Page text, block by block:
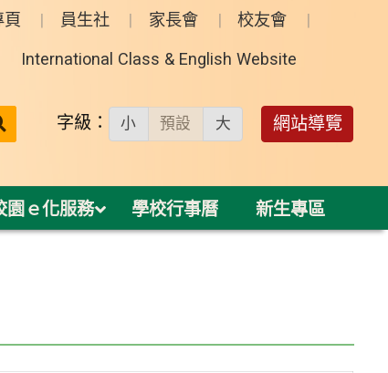
頁 員生社 家長會 校友會
International Class & English Website
送出 字級： 小 預設 大 網站導覽
園ｅ化服務 學校行事曆 新生專區